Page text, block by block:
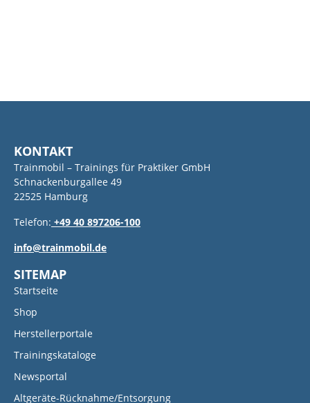
KONTAKT
Trainmobil – Trainings für Praktiker GmbH
Schnackenburgallee 49
22525 Hamburg
Telefon: +49 40 897206-100
info@trainmobil.de
SITEMAP
Startseite
Shop
Herstellerportale
Trainingskataloge
Newsportal
Altgeräte-Rücknahme/Entsorgung